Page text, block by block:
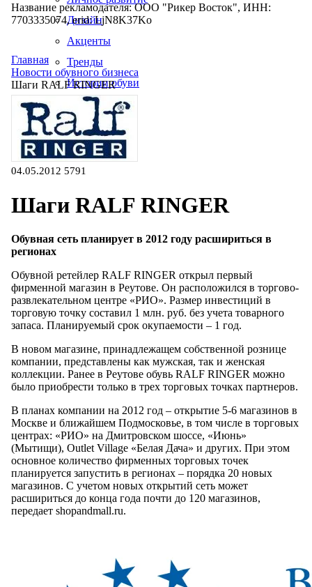
Дизайн
Акценты
Тренды
Истории обуви
Производство
Название рекламодателя: ООО "Рикер Восток", ИНН:
7703335074, erid: LjN8K37Ko
Главная
Новости обувного бизнеса
Шаги RALF RINGER
04.05.2012 5791
Шаги RALF RINGER
Обувная сеть планирует в 2012 году расшириться в
регионах
Обувной ретейлер RALF RINGER открыл первый
фирменной магазин в Реутове. Он расположился в торгово-
развлекательном центре «РИО». Размер инвестиций в
торговую точку составил 1 млн. руб. без учета товарного
запаса. Планируемый срок окупаемости – 1 год.
В новом магазине, принадлежащем собственной рознице
компании, представлены как мужская, так и женская
коллекции. Ранее в Реутове обувь RALF RINGER можно
было приобрести только в трех торговых точках партнеров.
В планах компании на 2012 год – открытие 5-6 магазинов в
Москве и ближайшем Подмосковье, в том числе в торговых
центрах: «РИО» на Дмитровском шоссе, «Июнь»
(Мытищи), Outlet Village «Белая Дача» и других. При этом
основное количество фирменных торговых точек
планируется запустить в регионах – порядка 20 новых
магазинов. С учетом новых открытий сеть может
расшириться до конца года почти до 120 магазинов,
передает shopandmall.ru.